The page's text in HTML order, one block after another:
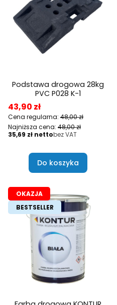
Podstawa drogowa 28kg
PVC P028 K-1
Cena promocyjna
43,90 zł
Cena regularna: 48,00 zł
Najniższa cena: 48,00 zł
Cena
35,69 zł bez VAT
Do koszyka
OKAZJA
BESTSELLER